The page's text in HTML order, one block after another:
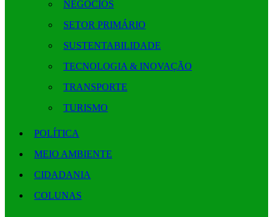
NEGÓCIOS
SETOR PRIMÁRIO
SUSTENTABILIDADE
TECNOLOGIA & INOVAÇÃO
TRANSPORTE
TURISMO
POLÍTICA
MEIO AMBIENTE
CIDADANIA
COLUNAS